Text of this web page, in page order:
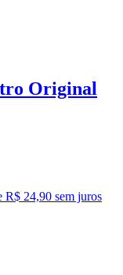
Original
R$ 24,90 sem juros